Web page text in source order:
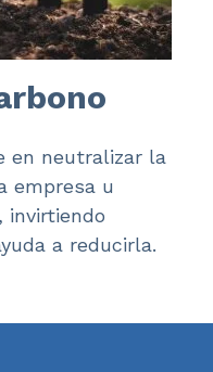
en neutralizar la
empresa u
invirtiendo
a reducirla.